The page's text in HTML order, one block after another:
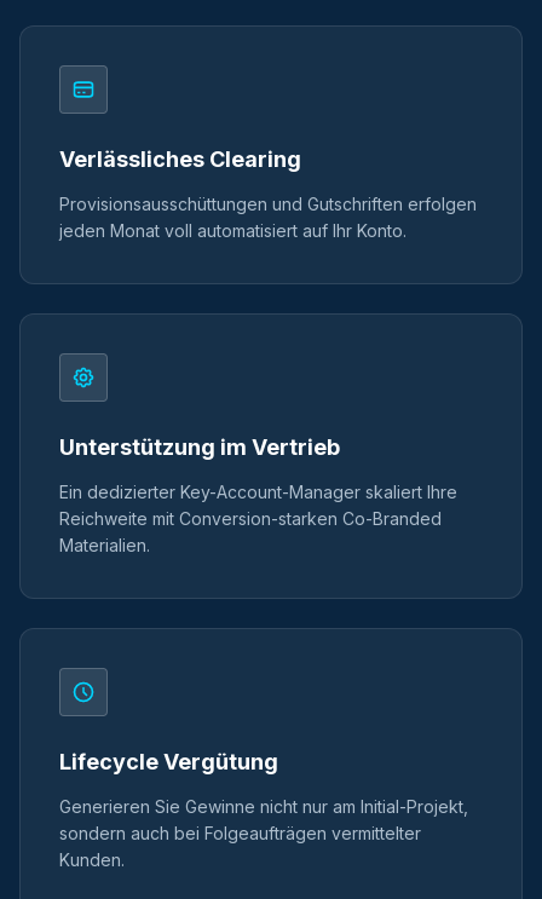
Verlässliches Clearing
Provisionsausschüttungen und Gutschriften erfolgen
jeden Monat voll automatisiert auf Ihr Konto.
Unterstützung im Vertrieb
Ein dedizierter Key-Account-Manager skaliert Ihre
Reichweite mit Conversion-starken Co-Branded
Materialien.
Lifecycle Vergütung
Generieren Sie Gewinne nicht nur am Initial-Projekt,
sondern auch bei Folgeaufträgen vermittelter
Kunden.